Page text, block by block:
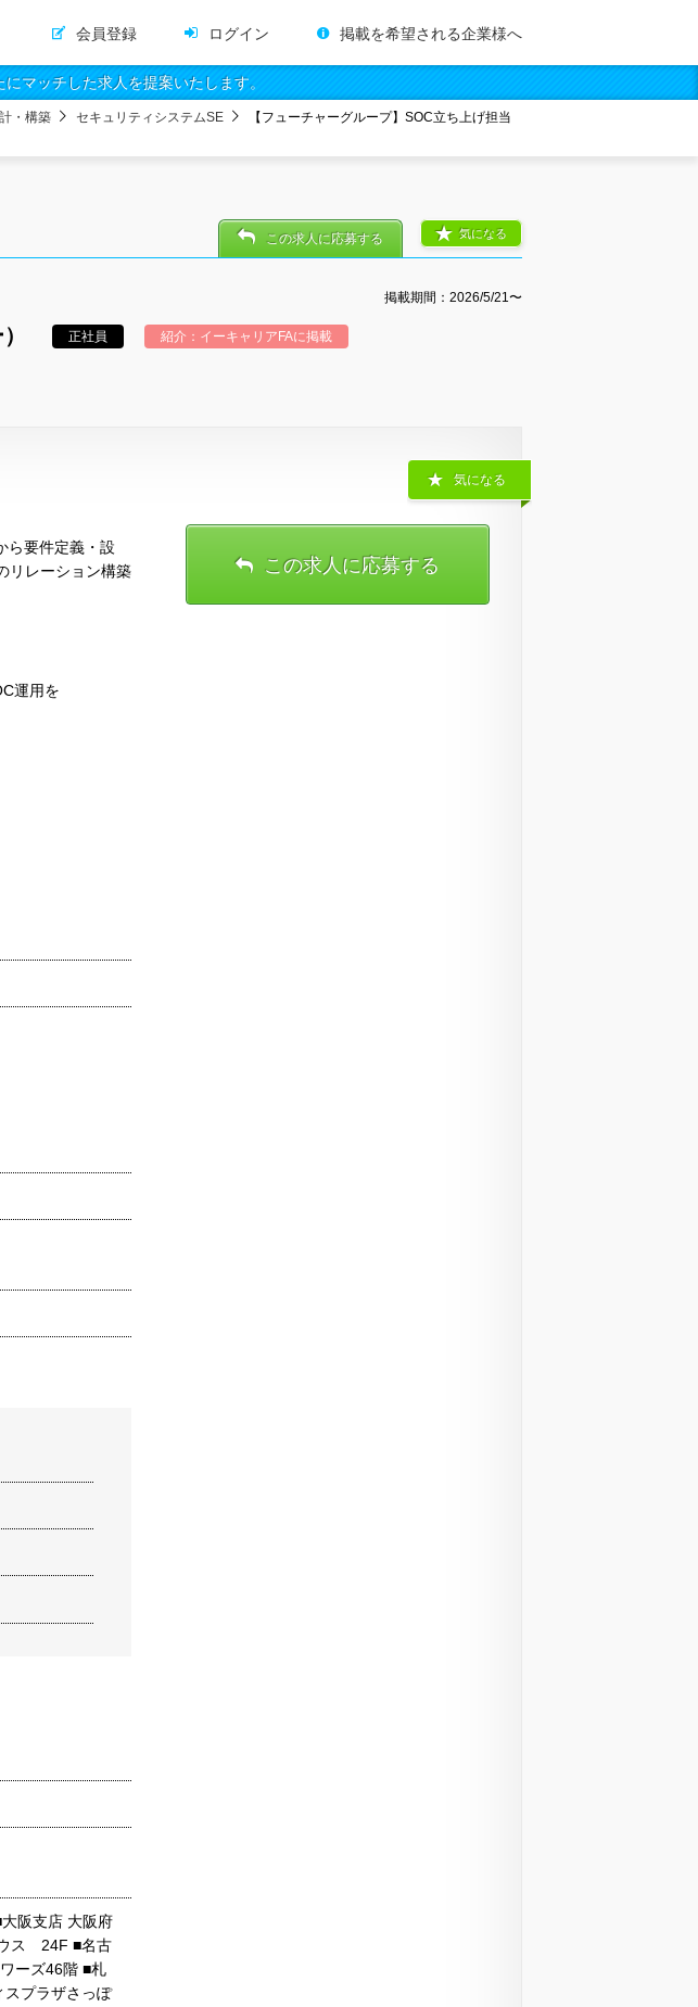
会員登録 ログイン 掲載を希望される企業様へ
マッチした求人を提案いたします。
・構築 セキュリティシステムSE
【フューチャーグループ】SOC立ち上げ担当
掲載期間：2026/5/21〜
正社員 紹介：イーキャリアFAに掲載
気になる
この求人に応募する
ら要件定義・設
リレーション構築
運用を
阪支店 大阪府
ウス 24F ■名古
ーズ46階 ■札
プラザさっぽ
気になる
この求人に応募する